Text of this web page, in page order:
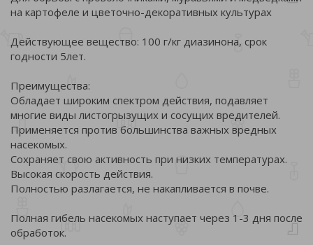
на картофеле и цветочно-декоративных культурах
Действующее вещество: 100 г/кг диазинона, срок
годности 5лет.
Преимущества:
Обладает широким спектром действия, подавляет
многие виды листогрызущих и сосущих вредителей.
Применяется против большинства важных вредных
насекомых.
Сохраняет свою активность при низких температурах.
Высокая скорость действия.
Полностью разлагается, не накапливается в почве.
Полная гибель насекомых наступает через 1-3 дня после
обработок.